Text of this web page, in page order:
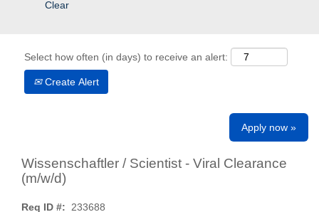
Clear
Select how often (in days) to receive an alert:
Create Alert
Apply now »
Wissenschaftler / Scientist - Viral Clearance
(m/w/d)
Req ID #: 233688